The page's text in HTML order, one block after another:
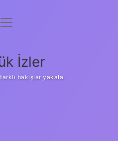
Uyarı
menüyü
İzler
bakışlar yakala.